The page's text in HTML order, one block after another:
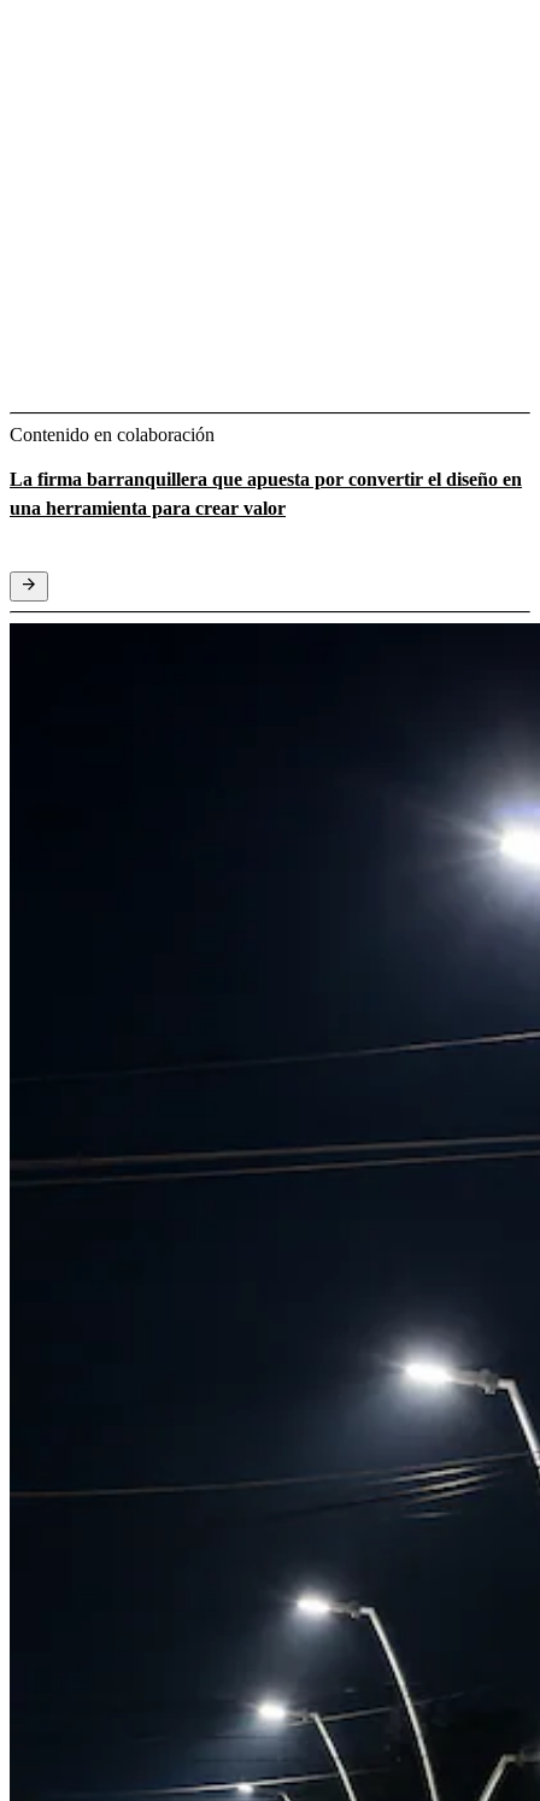
Contenido en colaboración
La firma barranquillera que apuesta por convertir el diseño en
una herramienta para crear valor